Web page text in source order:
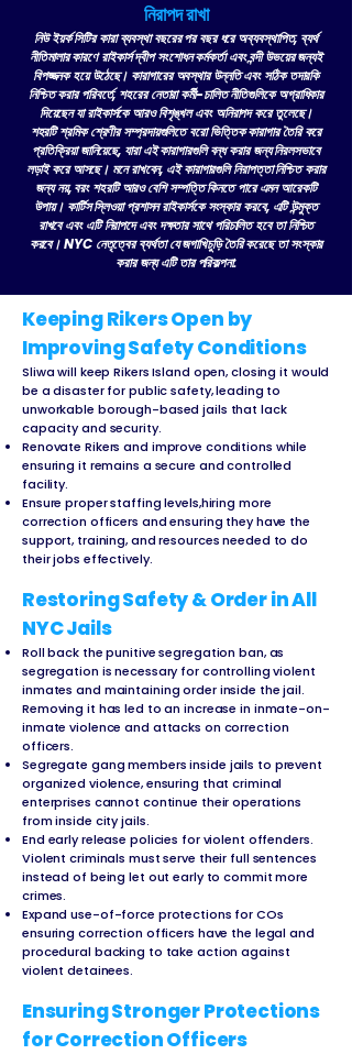
নিরাপদ রাখা
নিউ ইয়র্ক সিটির কারা ব্যবস্থা বছরের পর বছর ধরে অব্যবস্থাপিত, ব্যর্থ
নীতিমালার কারণে রাইকার্স দ্বীপ সংশোধন কর্মকর্তা এবং বন্দী উভয়ের জন্যই
বিপজ্জনক হয়ে উঠেছে। কারাগারের অবস্থার উন্নতি এবং সঠিক তদারকি
নিশ্চিত করার পরিবর্তে, শহরের নেতারা কর্মী-চালিত নীতিগুলিকে অগ্রাধিকার
দিয়েছেন যা রাইকার্সকে আরও বিশৃঙ্খল এবং অনিরাপদ করে তুলেছে।
শহরটি শ্রমিক শ্রেণীর সম্প্রদায়গুলিতে বরো ভিত্তিক কারাগার তৈরি করে
প্রতিক্রিয়া জানিয়েছে, যারা এই কারাগারগুলি বন্ধ করার জন্য নিরলসভাবে
লড়াই করে আসছে। মনে রাখবেন, এই কারাগারগুলি নিরাপত্তা নিশ্চিত করার
জন্য নয়, বরং শহরটি আরও বেশি সম্পত্তি কিনতে পারে এমন আরেকটি
উপায়। কার্টিস স্লিওয়া প্রশাসন রাইকার্সকে সংস্কার করবে, এটি উন্মুক্ত
রাখবে এবং এটি নিরাপদে এবং দক্ষতার সাথে পরিচালিত হবে তা নিশ্চিত
করবে। NYC নেতৃত্বের ব্যর্থতা যে জগাখিচুড়ি তৈরি করেছে তা সংস্কার
করার জন্য এটি তার পরিকল্পনা:
Keeping Rikers Open by
Improving Safety Conditions
Sliwa will keep Rikers Island open, closing it would
be a disaster for public safety, leading to
unworkable borough-based jails that lack
capacity and security.
Renovate Rikers and improve conditions while
ensuring it remains a secure and controlled
facility.
Ensure proper staffing levels,hiring more
correction officers and ensuring they have the
support, training, and resources needed to do
their jobs effectively.
Restoring Safety & Order in All
NYC Jails
Roll back the punitive segregation ban, as
segregation is necessary for controlling violent
inmates and maintaining order inside the jail.
Removing it has led to an increase in inmate-on-
inmate violence and attacks on correction
officers.
Segregate gang members inside jails to prevent
organized violence, ensuring that criminal
enterprises cannot continue their operations
from inside city jails.
End early release policies for violent offenders.
Violent criminals must serve their full sentences
instead of being let out early to commit more
crimes.
Expand use-of-force protections for COs
ensuring correction officers have the legal and
procedural backing to take action against
violent detainees.
Ensuring Stronger Protections
for Correction Officers